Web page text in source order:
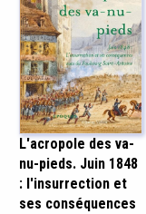
L'acropole des va-
nu-pieds. Juin 1848
: l'insurrection et
ses conséquences